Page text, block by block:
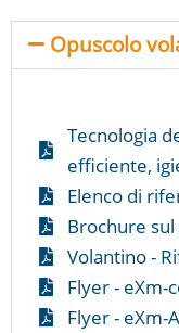
Opuscolo
Tecnologia
efficiente,
Elenco di
Brochure
Volantino -
Flyer - eXm-
Flyer - eXm-